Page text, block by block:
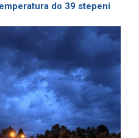
do 39 stepeni